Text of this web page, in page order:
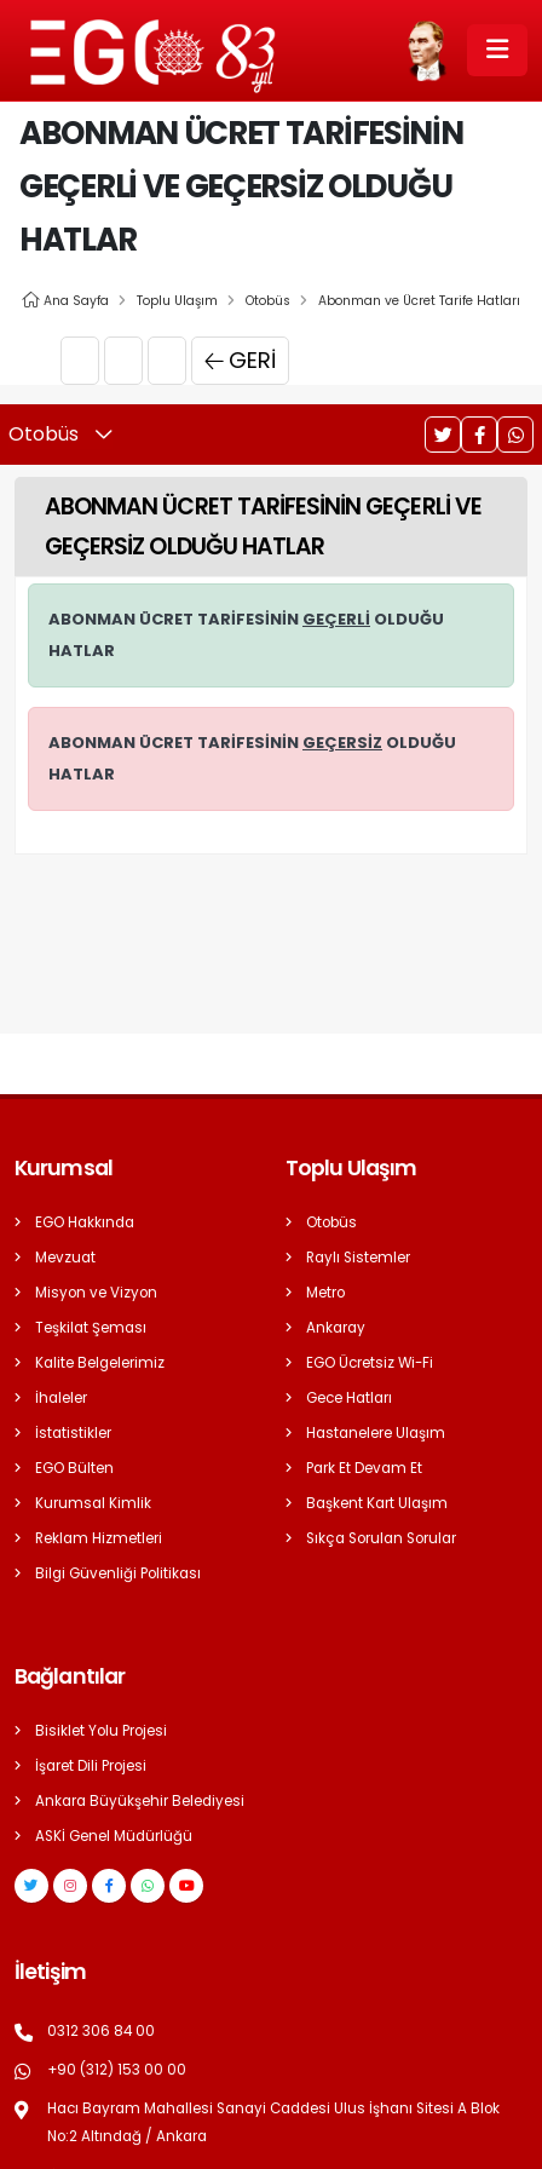
ABONMAN ÜCRET TARİFESİNİN
GEÇERLİ VE GEÇERSİZ OLDUĞU
HATLAR
Ana Sayfa Toplu Ulaşım Otobüs Abonman ve Ücret Tarife Hatları
GERI
Otobüs
ABONMAN ÜCRET TARİFESİNİN GEÇERLİ VE
GEÇERSİZ OLDUĞU HATLAR
ABONMAN ÜCRET TARİFESİNİN GEÇERLİ OLDUĞU
HATLAR
ABONMAN ÜCRET TARİFESİNİN GEÇERSİZ OLDUĞU
HATLAR
Kurumsal
EGO Hakkında
Mevzuat
Misyon ve Vizyon
Teşkilat Şeması
Kalite Belgelerimiz
İhaleler
İstatistikler
EGO Bülten
Kurumsal Kimlik
Reklam Hizmetleri
Bilgi Güvenliği Politikası
Toplu Ulaşım
Otobüs
Raylı Sistemler
Metro
Ankaray
EGO Ücretsiz Wi-Fi
Gece Hatları
Hastanelere Ulaşım
Park Et Devam Et
Başkent Kart Ulaşım
Sıkça Sorulan Sorular
Bağlantılar
Bisiklet Yolu Projesi
İşaret Dili Projesi
Ankara Büyükşehir Belediyesi
ASKİ Genel Müdürlüğü
İletişim
0312 306 84 00
+90 (312) 153 00 00
Hacı Bayram Mahallesi Sanayi Caddesi Ulus İşhanı Sitesi A Blok
No:2 Altındağ / Ankara